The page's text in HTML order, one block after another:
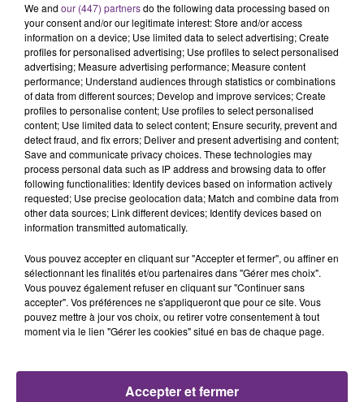
20h36
SI TOUT LE MONDE FAIT ÇA, MOI L'ANNÉE
PROCHAINE JE VENDANGE EN...
La vendange en Champagne a débuté ce jeudi 6
août dans la commune de Montgueux (Aube). Du
jamais vu !
14h39
L'INSPECTION DU TRAVAIL RAPPELLE À
Alors que les dates de début des vendange 2026
s'est avéré être plus précoce que prévu,
We and our (447) partnersdo the following data processing based on
your consent and/or our legitimate interest: Store and/or access
information on a device; Use limited data to select advertising; Create
profiles for personalised advertising; Use profiles to select personalised
advertising; Measure advertising performance; Measure content
performance; Understand audiences through statistics or combinations
of data from different sources; Develop and improve services; Create
profiles to personalise content; Use profiles to select personalised
content; Use limited data to select content; Ensure security, prevent and
detect fraud, and fix errors; Deliver and present advertising and content;
Save and communicate privacy choices. These technologies may
process personal data such as IP address and browsing data to offer
following functionalities: Identify devices based on information actively
requested; Use precise geolocation data; Match and combine data from
other data sources; Link different devices; Identify devices based on
information transmitted automatically.
Vous pouvez accepter en cliquant sur "Accepter et fermer", ou affiner en
sélectionnant les finalités et/ou partenaires dans "Gérer mes choix".
Vous pouvez également refuser en cliquant sur "Continuer sans
accepter". Vos préférences ne s'appliqueront que pour ce site. Vous
pouvez mettre à jour vos choix, ou retirer votre consentement à tout
moment via le lien "Gérer les cookies" situé en bas de chaque page.
Accepter et fermer